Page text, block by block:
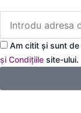
adresa
de
email
Am citit și sunt
și Condițiile site-ului.